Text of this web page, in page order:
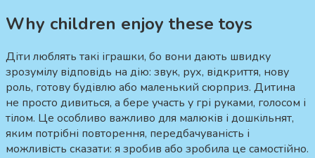
Why children enjoy these toys
Діти люблять такі іграшки, бо вони дають швидку
зрозумілу відповідь на дію: звук, рух, відкриття, нову
роль, готову будівлю або маленький сюрприз. Дитина
не просто дивиться, а бере участь у грі руками, голосом і
тілом. Це особливо важливо для малюків і дошкільнят,
яким потрібні повторення, передбачуваність і
можливість сказати: я зробив або зробила це самостійно.